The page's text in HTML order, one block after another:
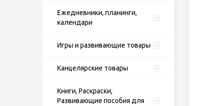
Ежедневники, планинги,
календари
Игры и развивающие товары
Канцелярские товары
Книги, Раскраски,
Развивающие пособия для